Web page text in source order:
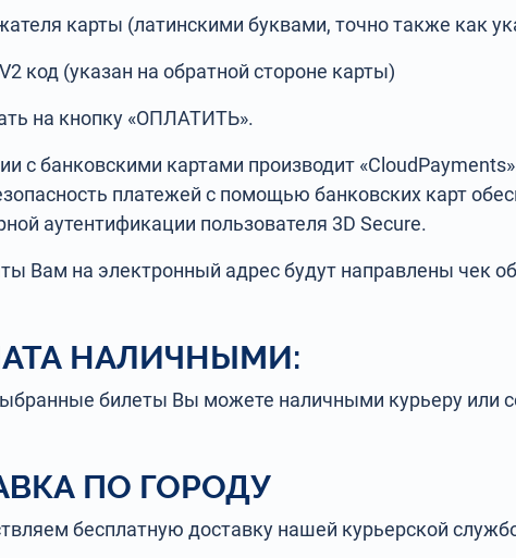
карты (латинскими буквами, точно также как
код (указан на обратной стороне карты)
на кнопку «ОПЛАТИТЬ».
с банковскими картами производит
платежей с помощью банковских карт
аутентификации пользователя 3D Secure.
Вам на электронный адрес будут направлены чек
НАЛИЧНЫМИ:
билеты Вы можете наличными курьеру или
ПО ГОРОДУ
бесплатную доставку нашей курьерской